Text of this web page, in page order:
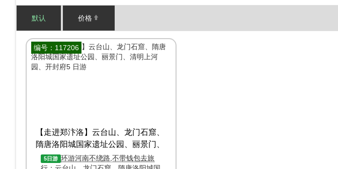
默认 价格
编号：117206
【走进郑汴洛】云台山、龙门石窟、
隋唐洛阳城国家遗址公园、丽景门、
清明上河园、开封府5 日游
5日游 环游河南不绕路,不带钱包去旅